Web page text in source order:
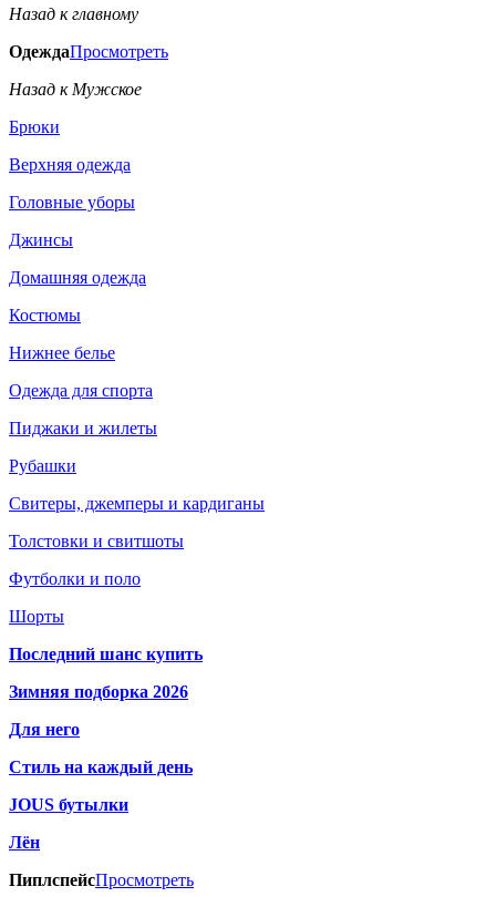
Назад к главному
ОдеждаПросмотреть
Назад к Мужское
Брюки
Верхняя одежда
Головные уборы
Джинсы
Домашняя одежда
Костюмы
Нижнее белье
Одежда для спорта
Пиджаки и жилеты
Рубашки
Свитеры, джемперы и кардиганы
Толстовки и свитшоты
Футболки и поло
Шорты
Последний шанс купить
Зимняя подборка 2026
Для него
Стиль на каждый день
JOUS бутылки
Лён
ПиплспейсПросмотреть